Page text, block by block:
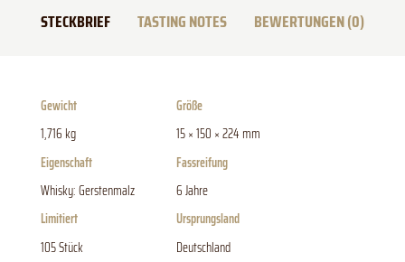
STECKBRIEF TASTING NOTES BEWERTUNGEN (0)
Gewicht
1,716 kg
Größe
15 × 150 × 224 mm
Eigenschaft
Whisky: Gerstenmalz
Fassreifung
6 Jahre
Limitiert
105 Stück
Ursprungsland
Deutschland